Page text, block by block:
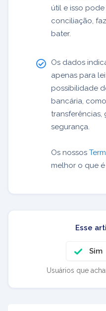
útil e isso
conciliação,
bater.
Os dados
apenas para
possibilidade
bancária,
transferências,
segurança.
Os nossos
melhor o que
Esse
Sim
Usuários que